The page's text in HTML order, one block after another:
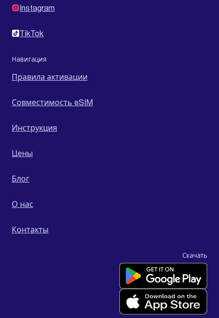
Instagram
TikTok
Навигация
Правила активации
Совместимость eSIM
Инструкция
Цены
Блог
О нас
Контакты
Скачать